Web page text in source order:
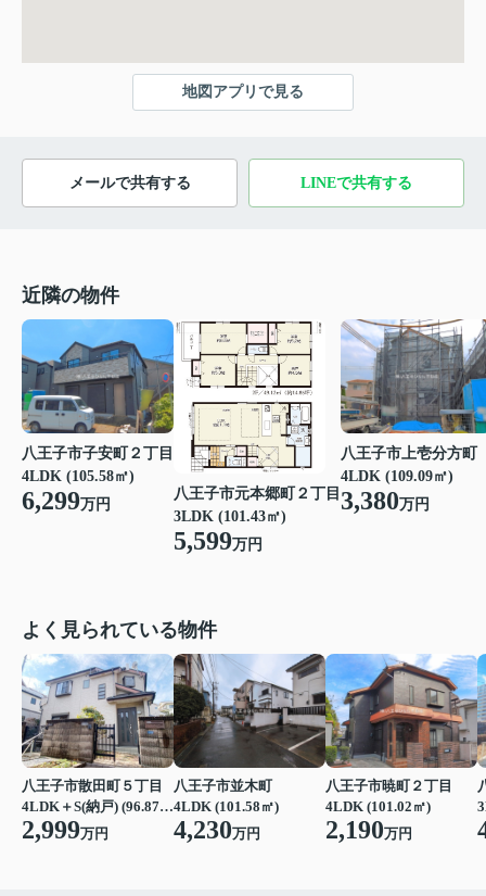
地図アプリで見る
メールで共有する LINEで共有する
近隣の物件
八王子市子安町２丁目
4LDK (105.58㎡)
6,299万円
八王子市元本郷町２丁目
3LDK (101.43㎡)
5,599万円
八王子市上壱分方町
4LDK (109.09㎡)
3,380万円
よく見られている物件
八王子市散田町５丁目
4LDK＋S(納戸) (96.87㎡)
2,999万円
八王子市並木町
4LDK (101.58㎡)
4,230万円
八王子市暁町２丁目
4LDK (101.02㎡)
2,190万円